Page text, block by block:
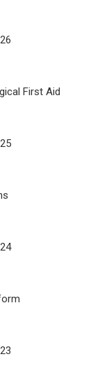
First Aid